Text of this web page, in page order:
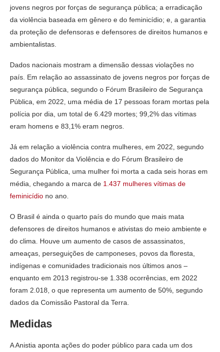
jovens negros por forças de segurança pública; a erradicação
da violência baseada em gênero e do feminicídio; e, a garantia
da proteção de defensoras e defensores de direitos humanos e
ambientalistas.
Dados nacionais mostram a dimensão dessas violações no
país. Em relação ao assassinato de jovens negros por forças de
segurança pública, segundo o Fórum Brasileiro de Segurança
Pública, em 2022, uma média de 17 pessoas foram mortas pela
polícia por dia, um total de 6.429 mortes; 99,2% das vítimas
eram homens e 83,1% eram negros.
Já em relação a violência contra mulheres, em 2022, segundo
dados do Monitor da Violência e do Fórum Brasileiro de
Segurança Pública, uma mulher foi morta a cada seis horas em
média, chegando a marca de 1.437 mulheres vítimas de
feminicídio no ano.
O Brasil é ainda o quarto país do mundo que mais mata
defensores de direitos humanos e ativistas do meio ambiente e
do clima. Houve um aumento de casos de assassinatos,
ameaças, perseguições de camponeses, povos da floresta,
indígenas e comunidades tradicionais nos últimos anos –
enquanto em 2013 registrou-se 1.338 ocorrências, em 2022
foram 2.018, o que representa um aumento de 50%, segundo
dados da Comissão Pastoral da Terra.
Medidas
A Anistia aponta ações do poder público para cada um dos